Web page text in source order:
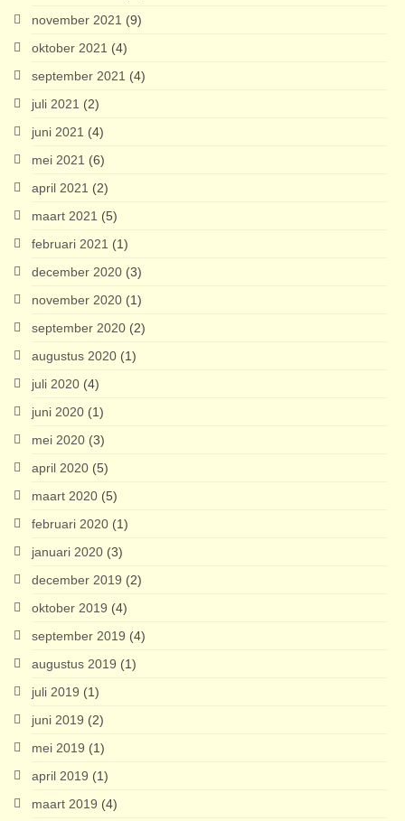
november 2021 (9)
oktober 2021 (4)
september 2021 (4)
juli 2021 (2)
juni 2021 (4)
mei 2021 (6)
april 2021 (2)
maart 2021 (5)
februari 2021 (1)
december 2020 (3)
november 2020 (1)
september 2020 (2)
augustus 2020 (1)
juli 2020 (4)
juni 2020 (1)
mei 2020 (3)
april 2020 (5)
maart 2020 (5)
februari 2020 (1)
januari 2020 (3)
december 2019 (2)
oktober 2019 (4)
september 2019 (4)
augustus 2019 (1)
juli 2019 (1)
juni 2019 (2)
mei 2019 (1)
april 2019 (1)
maart 2019 (4)